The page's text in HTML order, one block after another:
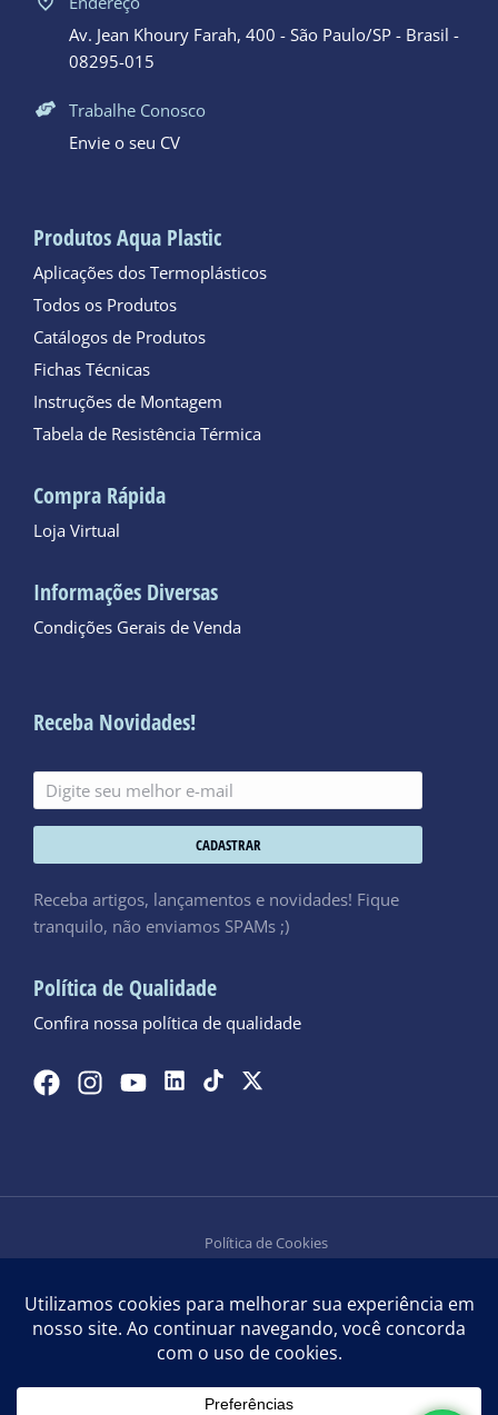
Av. Jean Khoury Farah, 400 - São Paulo/SP - Brasil -
08295-015
Trabalhe Conosco
Envie o seu CV
Produtos Aqua Plastic
Aplicações dos Termoplásticos
Todos os Produtos
Catálogos de Produtos
Fichas Técnicas
Instruções de Montagem
Tabela de Resistência Térmica
Compra Rápida
Loja Virtual
Informações Diversas
Condições Gerais de Venda
Receba Novidades!
CADASTRAR
Receba artigos, lançamentos e novidades! Fique
tranquilo, não enviamos SPAMs ;)
Política de Qualidade
Confira nossa política de qualidade
Política de Cookies